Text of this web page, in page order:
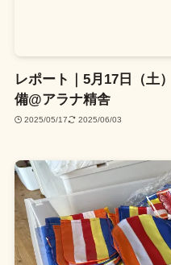
レポート｜5月17日（土
備@アラナ精舎
2025/05/17 2025/06/03